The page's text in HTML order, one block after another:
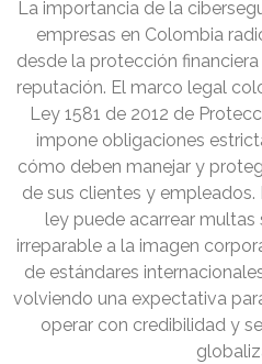
La importancia de la
empresas en Colombia
desde la protección
reputación. El marco legal
Ley 1581 de 2012 de
impone obligaciones
cómo deben manejar y
de sus clientes y
ley puede acarrear
irreparable a la imagen
de estándares
volviendo una expectativa
operar con credibilidad y